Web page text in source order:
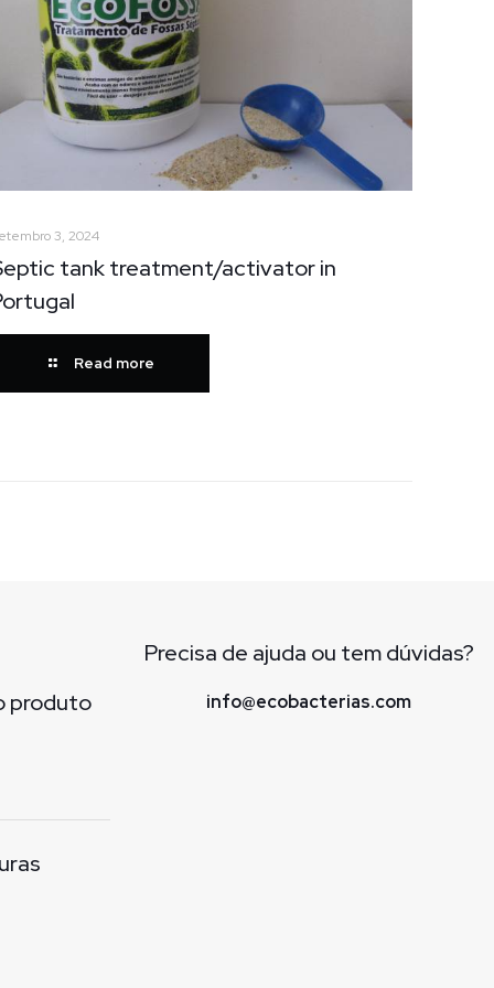
3, 2024
tank treatment/activator in
Read more
produto
Precisa de ajuda ou tem dúvidas?
info@ecobacterias.com